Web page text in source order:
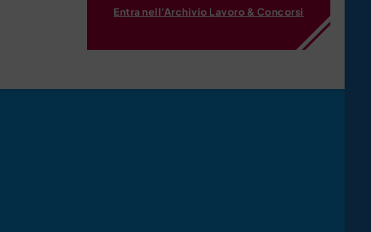
Entra nell'Archivio Lavoro & Concorsi